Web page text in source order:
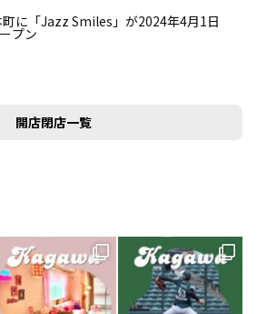
に「Jazz Smiles」が2024年4月1日
プン
開店閉店一覧